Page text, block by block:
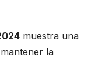
muestra una
la